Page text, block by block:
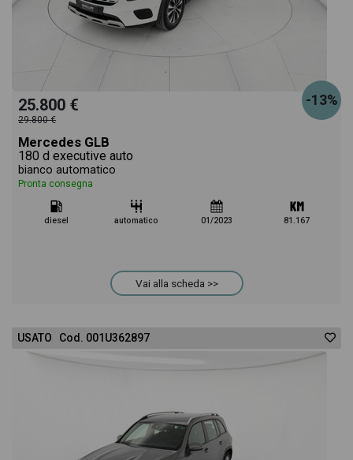
-13%
25.800 €
29.800 €
Mercedes GLB
180 d executive auto
bianco automatico
Pronta consegna
diesel automatico 01/2023 81.167
Vai alla scheda >>
USATO Cod. 001U362897